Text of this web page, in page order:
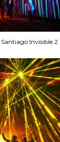
Invisible 2